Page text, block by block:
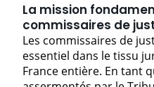
La mission
commissaires de
Les commissaires de
essentiel dans le tissu
France entière. En tant